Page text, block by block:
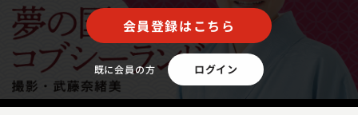
会員登録はこちら
既に会員の方 ログイン